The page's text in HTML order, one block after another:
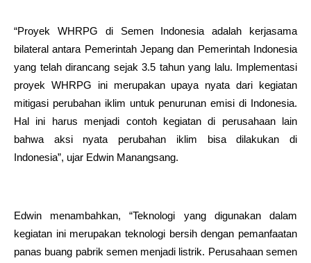
“Proyek WHRPG di Semen Indonesia adalah kerjasama
bilateral antara Pemerintah Jepang dan Pemerintah Indonesia
yang telah dirancang sejak 3.5 tahun yang lalu. Implementasi
proyek WHRPG ini merupakan upaya nyata dari kegiatan
mitigasi perubahan iklim untuk penurunan emisi di Indonesia.
Hal ini harus menjadi contoh kegiatan di perusahaan lain
bahwa aksi nyata perubahan iklim bisa dilakukan di
Indonesia”, ujar Edwin Manangsang.
Edwin menambahkan, “Teknologi yang digunakan dalam
kegiatan ini merupakan teknologi bersih dengan pemanfaatan
panas buang pabrik semen menjadi listrik. Perusahaan semen